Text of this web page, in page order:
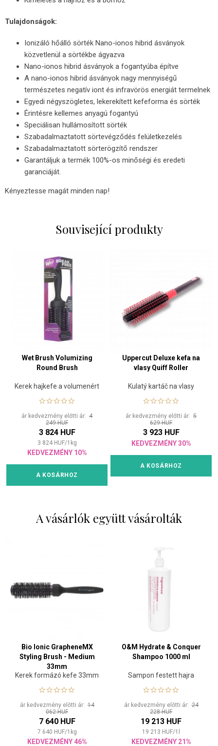
Tulajdonságok:
Ionizáló hőálló sörték Nano-ionos hibrid ásványok
közvetlenül a sörtékbe ágyazva
Nano-ionos hibrid ásványok a fogantyúba építve
A nano-ionos hibrid ásványok nagy mennyiségű
természetes negatív iont és infravörös energiát termelnek
Egyedi négyszögletes, lekerekített kefeforma és sörték
Érintésre kellemes anyagú fogantyú
Speciálisan hullámosított sörték
Szabadalmaztatott sörtevégződés felületkezelés
Szabadalmaztatott sörterögzítő rendszer
Garantáljuk a termék 100%-os minőségi és eredeti
garanciáját.
Kényeztesse magát minden nap!
Související produkty
Wet Brush Volumizing
Round Brush
Kerek hajkefe a volumenért
ár kedvezmény előtti ár: 4
249 HUF
3 824 HUF
3 824 HUF/1 kg
KEDVEZMÉNY 10%
A KOSÁRHOZ
Uppercut Deluxe kefa na
vlasy Quiff Roller
Kulatý kartáč na vlasy
ár kedvezmény előtti ár: 5
629 HUF
3 923 HUF
KEDVEZMÉNY 30%
A KOSÁRHOZ
A vásárlók együtt vásárolták
Bio Ionic GrapheneMX
Styling Brush - Medium
33mm
Kerek formázó kefe 33mm
ár kedvezmény előtti ár:14
062 HUF
7 640 HUF
7 640 HUF/1 kg
KEDVEZMÉNY 46%
O&M Hydrate & Conquer
Shampoo 1000 ml
Sampon festett hajra
ár kedvezmény előtti ár:24
228 HUF
19 213 HUF
19 213 HUF/1
KEDVEZMÉNY 21%